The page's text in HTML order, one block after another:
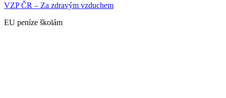
VZP ČR – Za zdravým vzduchem
EU peníze školám